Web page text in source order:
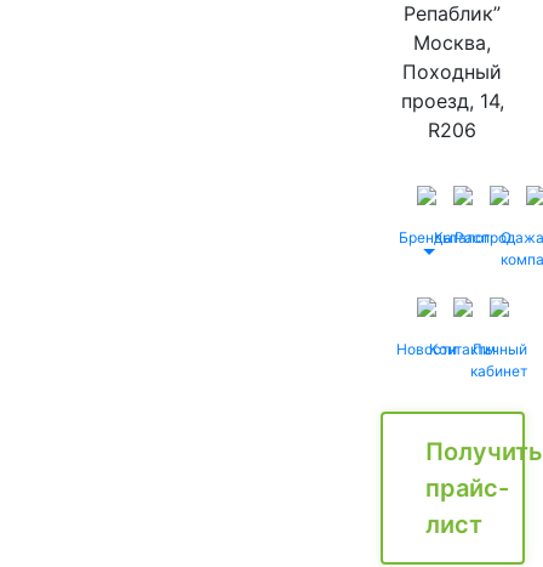
Репаблик”
Москва,
Походный
проезд, 14,
R206
БрендыКаталог
Распродажа
О
НовостиКонтактыЛичный
кабинет
Получить
прайс-
лист